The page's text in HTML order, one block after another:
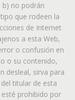
b) no podrán
que rodeen la
de Internet
a esta Web,
o confusión en
o su contenido,
desleal, sirva para
titular de esta
prohibido por